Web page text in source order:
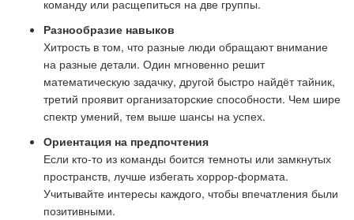
команду или расщепиться на две группы.
Разнообразие навыков
Хитрость в том, что разные люди обращают внимание
на разные детали. Один мгновенно решит
математическую задачку, другой быстро найдёт тайник,
третий проявит организаторские способности. Чем шире
спектр умений, тем выше шансы на успех.
Ориентация на предпочтения
Если кто-то из команды боится темноты или замкнутых
пространств, лучше избегать хоррор-формата.
Учитывайте интересы каждого, чтобы впечатления были
позитивными.